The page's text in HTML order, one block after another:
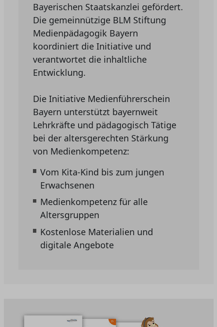
Bayerischen Staatskanzlei gefördert.
Die gemeinnützige BLM Stiftung
Medienpädagogik Bayern
koordiniert die Initiative und
verantwortet die inhaltliche
Entwicklung.
Die Initiative Medienführerschein
Bayern unterstützt bayernweit
Lehrkräfte und pädagogisch Tätige
bei der altersgerechten Stärkung
von Medienkompetenz:
Vom Kita-Kind bis zum jungen
Erwachsenen
Medienkompetenz für alle
Altersgruppen
Kostenlose Materialien und
digitale Angebote